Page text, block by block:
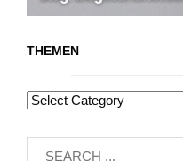
THEMEN